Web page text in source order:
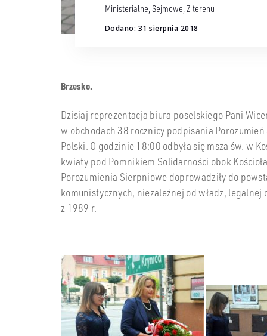
Ministerialne, Sejmowe,Z terenu
Dodano: 31 sierpnia 2018
Brzesko.
Dzisiaj reprezentacja biura poselskiego Pani
w obchodach 38 rocznicy podpisania
Polski. O godzinie 18:00 odbyła się msza św. w
kwiaty pod Pomnikiem Solidarności obok
Porozumienia Sierpniowe doprowadziły do
komunistycznych, niezależnej od władz,
z 1989 r.